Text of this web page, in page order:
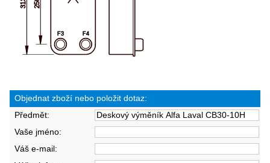
Objednat zboží nebo položit dotaz:
Předmět:
Vaše jméno:
Váš e-mail: